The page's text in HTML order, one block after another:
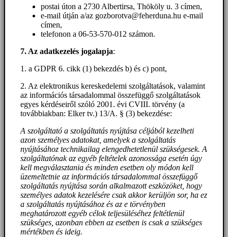
postai úton a 2730 Albertirsa, Thököly u. 3 címen,
e-mail útján a/az gozborotva@feherduna.hu e-mail
címen,
telefonon a 06-53-570-012 számon.
7. Az adatkezelés jogalapja:
1. a GDPR 6. cikk (1) bekezdés b) és c) pont,
2. Az elektronikus kereskedelemi szolgáltatások, valamint
az információs társadalommal összefüggő szolgáltatások
egyes kérdéseiről szóló 2001. évi CVIII. törvény (a
továbbiakban: Elker tv.) 13/A. § (3) bekezdése:
A szolgáltató a szolgáltatás nyújtása céljából kezelheti
azon személyes adatokat, amelyek a szolgáltatás
nyújtásához technikailag elengedhetetlenül szükségesek. A
szolgáltatónak az egyéb feltételek azonossága esetén úgy
kell megválasztania és minden esetben oly módon kell
üzemeltetnie az információs társadalommal összefüggő
szolgáltatás nyújtása során alkalmazott eszközöket, hogy
személyes adatok kezelésére csak akkor kerüljön sor, ha ez
a szolgáltatás nyújtásához és az e törvényben
meghatározott egyéb célok teljesüléséhez feltétlenül
szükséges, azonban ebben az esetben is csak a szükséges
mértékben és ideig.